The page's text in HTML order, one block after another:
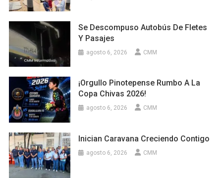
Se Descompuso Autobús De Fletes
Y Pasajes
agosto 6, 2026 CMM
¡Orgullo Pinotepense Rumbo A La
Copa Chivas 2026!
agosto 6, 2026 CMM
Inician Caravana Creciendo Contigo
agosto 6, 2026 CMM